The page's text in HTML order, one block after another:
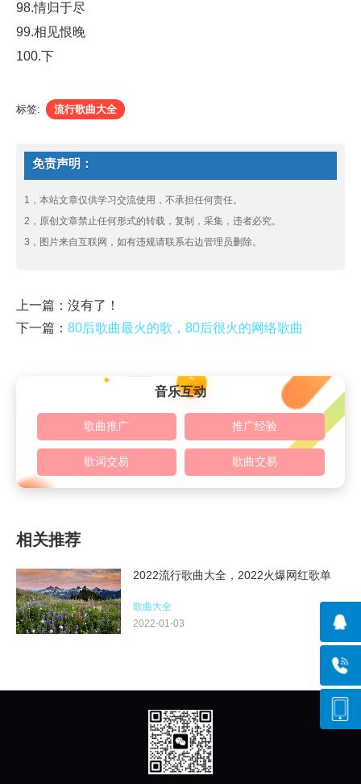
98.情归于尽
99.相见恨晚
100.下
标签: 流行歌曲大全
免责声明：
1，本站文章仅供学习交流使用，不承担任何责任。
2，原创文章禁止任何形式的转载，复制，采集，违者必究。
3，图片来自互联网，如有违规请联系右边管理员删除。
上一篇：沒有了！
下一篇： 80后歌曲最火的歌，80后很火的网络歌曲
音乐互动
歌曲推广 推广经验
歌词交易 歌曲交易
相关推荐
2022流行歌曲大全，2022火爆网红歌单
歌曲大全
2022-01-03